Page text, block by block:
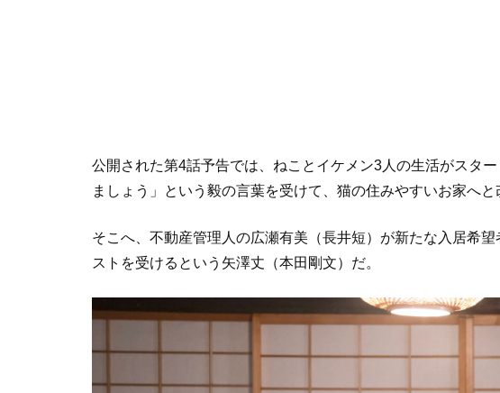
公開された第4話予告では、ねことイケメン3人の生活がスタ
ましょう」という毅の言葉を受けて、猫の住みやすいお家へと
そこへ、不動産管理人の広瀬有美（長井短）が新たな入居希
ストを受けるという矢澤丈（本田剛文）だ。